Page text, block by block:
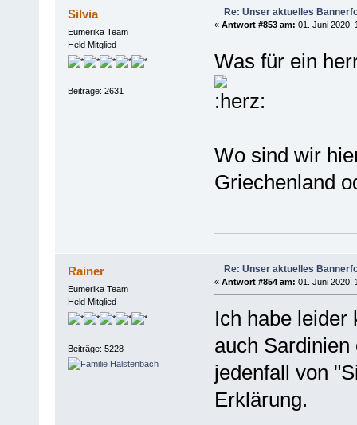
Silvia
Eumerika Team
Held Mitglied
Beiträge: 2631
Re: Unser aktuelles
« Antwort #853 am: 01. Juni 2020,
Was für ein
Wo sind wir
Griechenland
Rainer
Eumerika Team
Held Mitglied
Beiträge: 5228
Re: Unser aktuelles
« Antwort #854 am: 01. Juni 2020,
Ich habe leider
auch
jedenfall von
Erklärung.